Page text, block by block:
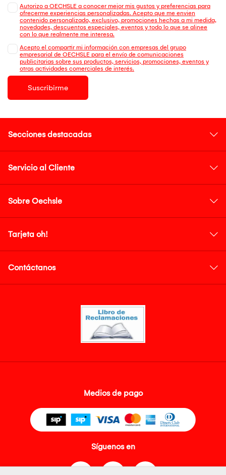
Autorizo a OECHSLE a conocer mejor mis gustos y preferencias para
ofrecerme experiencias personalizadas. Acepto que me envien
contenido personalizado, exclusivo, promociones hechas a mi medida,
novedades, descuentos especiales, eventos y todo lo que se alinee
con lo que realmente me interesa.
Acepto el compartir mi información con empresas del grupo
empresarial de OECHSLE para el envío de comunicaciones
publicitarias sobre sus productos, servicios, promociones, eventos y
otras actividades comerciales de interés.
Suscribirme
Secciones destacadas
Servicio al Cliente
Sobre Oechsle
Tarjeta oh!
Contáctanos
Medios de pago
Síguenos en